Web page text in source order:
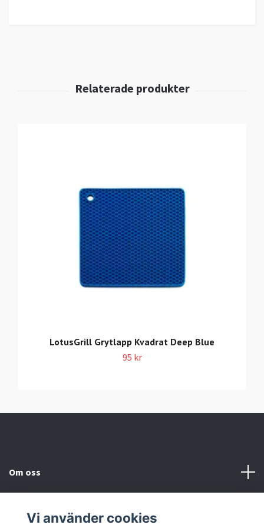
LotusGrill Grytlapp Kvadrat Deep Blue
95 kr
Om oss
Vi använder cookies